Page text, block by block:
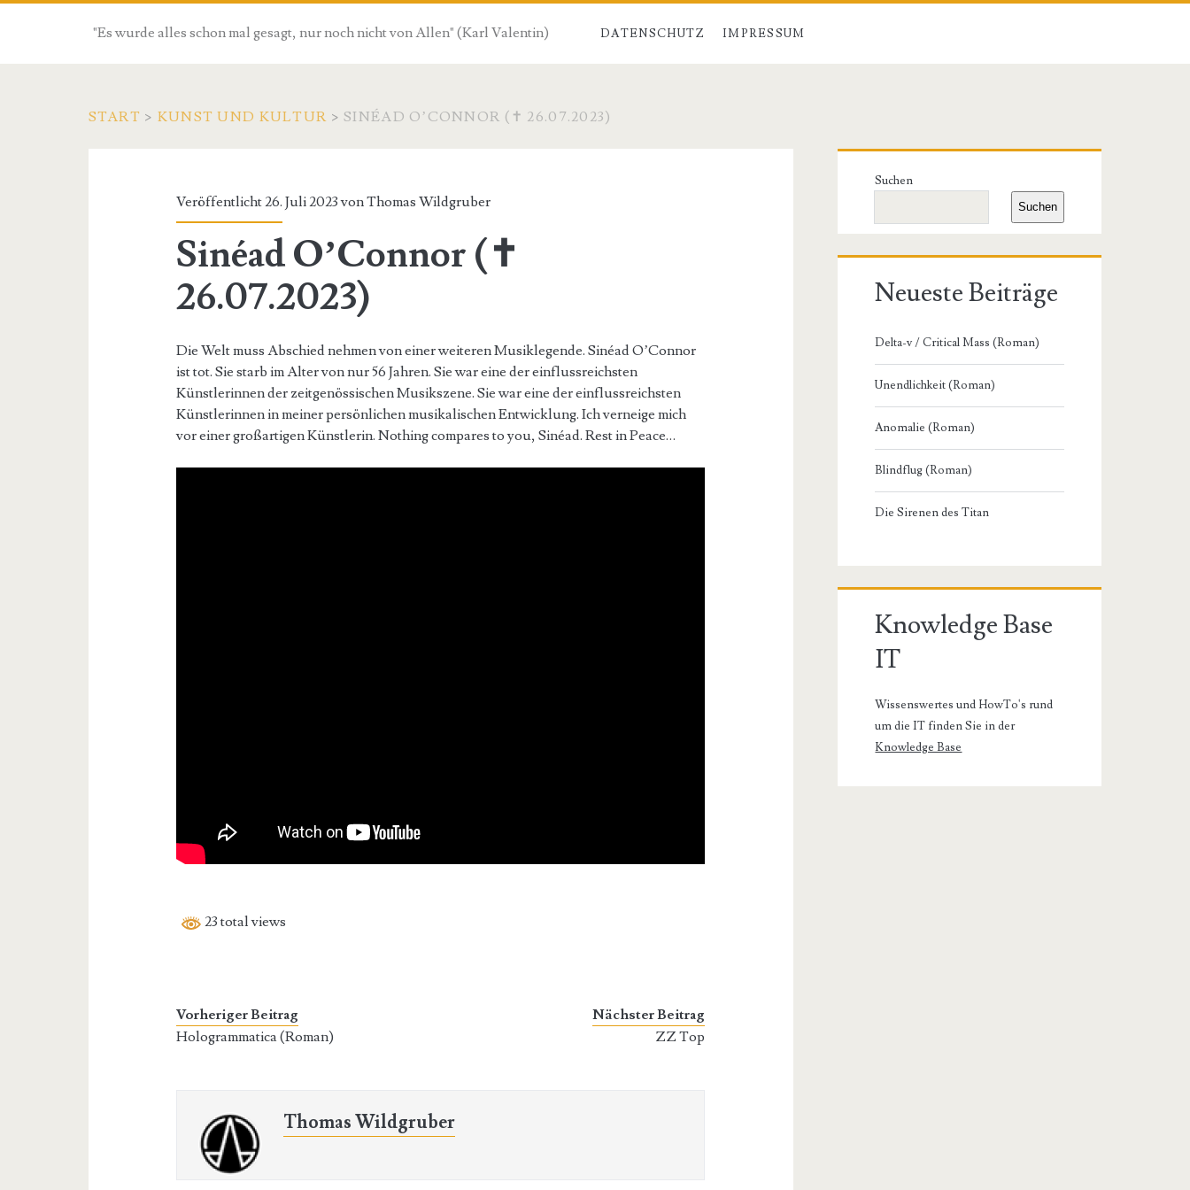
"Es wurde alles schon mal gesagt, nur noch nicht von Allen" (Karl Valentin) DATENSCHUTZ IMPRESSUM
START > KUNST UND KULTUR >SINÉAD O’CONNOR (✝ 26.07.2023)
Veröffentlicht 26. Juli 2023 vonThomas Wildgruber
Sinéad O’Connor (✝
26.07.2023)
Die Welt muss Abschied nehmen von einer weiteren Musiklegende. Sinéad O’Connor
ist tot. Sie starb im Alter von nur 56 Jahren. Sie war eine der einflussreichsten
Künstlerinnen der zeitgenössischen Musikszene. Sie war eine der einflussreichsten
Künstlerinnen in meiner persönlichen musikalischen Entwicklung. Ich verneige mich
vor einer großartigen Künstlerin. Nothing compares to you, Sinéad. Rest in Peace…
23 total views
Vorheriger Beitrag
Hologrammatica (Roman)
Nächster Beitrag
ZZ Top
Thomas Wildgruber
Primäre
Seitenleiste
Suchen
Suchen
Neueste Beiträge
Delta-v / Critical Mass (Roman)
Unendlichkeit (Roman)
Anomalie (Roman)
Blindflug (Roman)
Die Sirenen des Titan
Knowledge Base
IT
Wissenswertes und HowTo's rund
um die IT finden Sie in der
Knowledge Base